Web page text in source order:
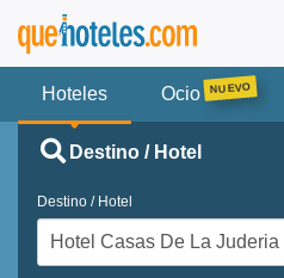
Hoteles Ocio
Destino / Hotel
Destino / Hotel